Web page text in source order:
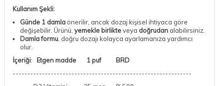
Kullanım Şekli:
Günde 1 damla önerilir, ancak dozaj kişisel ihtiyaca göre
değişebilir. Ürünü, yemekle birlikteveya doğrudan alabilirsiniz.
Damla formu , doğru dozajı kolayca ayarlamanıza yardımcı
olur.
İçeriği: Etgen madde 1 puf BRD
-------------------------------------------------------------